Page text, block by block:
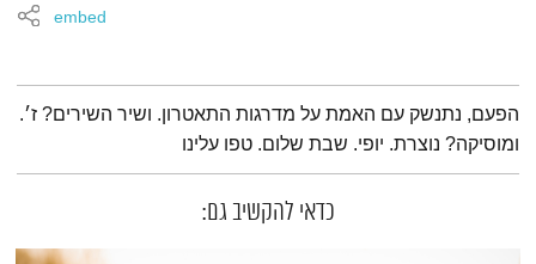
embed
תמצית הפודקאסט
הפעם, נתנשק עם האמת על מדרגות התאטרון. ושיר השירים? ז׳.
ומוסיקה? נוצרת. יופי. שבת שלום. טפו עלינו
כדאי להקשיב גם: